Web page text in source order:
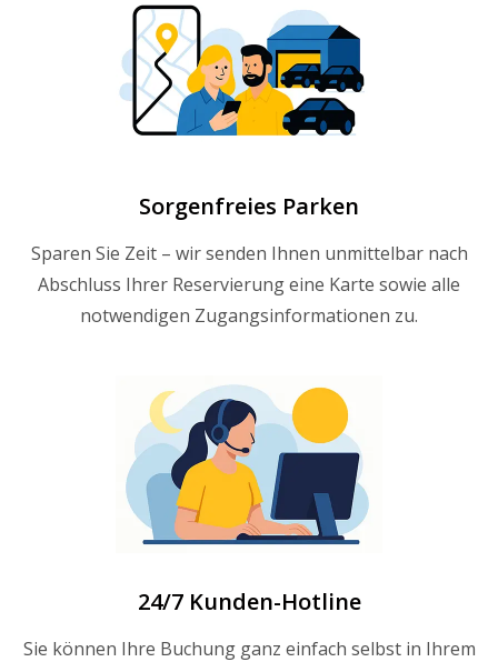
Sorgenfreies Parken
Sparen Sie Zeit – wir senden Ihnen unmittelbar nach
Abschluss Ihrer Reservierung eine Karte sowie alle
notwendigen Zugangsinformationen zu.
24/7 Kunden-Hotline
Sie können Ihre Buchung ganz einfach selbst in Ihrem